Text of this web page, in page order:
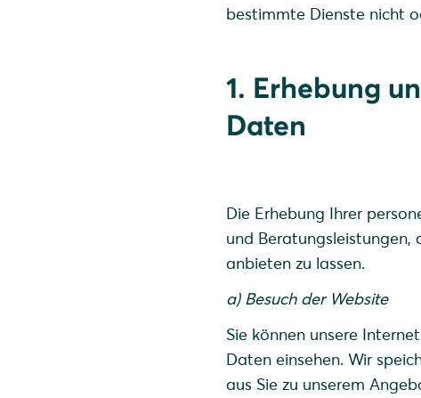
bestimmte Dienste nicht
1. Erhebung
Daten
Die Erhebung Ihrer
und Beratungsleistungen,
anbieten zu lassen.
a) Besuch der Website
Sie können unsere
Daten einsehen. Wir
aus Sie zu unserem